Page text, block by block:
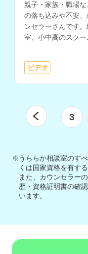
親子・家族・職場
の落ち込みや不安
ンセラーさんです
室、小中高のスク
り、子育てスキル
にお持ちです。
ビデオ
3
※うららか相談室のす
くは国家資格を有す
また、カウンセラー
歴・資格証明書の確
います。